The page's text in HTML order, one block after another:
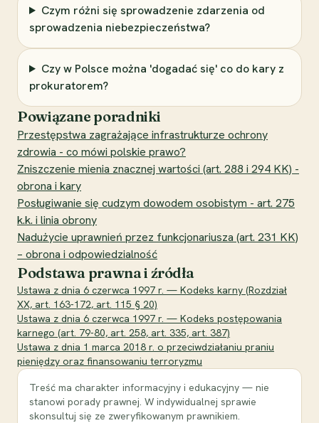
Czym różni się sprowadzenie zdarzenia od
sprowadzenia niebezpieczeństwa?
Czy w Polsce można 'dogadać się' co do kary z
prokuratorem?
Powiązane poradniki
Przestępstwa zagrażające infrastrukturze ochrony
zdrowia - co mówi polskie prawo?
Zniszczenie mienia znacznej wartości (art. 288 i 294 KK) -
obrona i kary
Posługiwanie się cudzym dowodem osobistym - art. 275
k.k. i linia obrony
Nadużycie uprawnień przez funkcjonariusza (art. 231 KK)
– obrona i odpowiedzialność
Podstawa prawna i źródła
Ustawa z dnia 6 czerwca 1997 r. — Kodeks karny (Rozdział
XX, art. 163-172, art. 115 § 20)
Ustawa z dnia 6 czerwca 1997 r. — Kodeks postępowania
karnego (art. 79-80, art. 258, art. 335, art. 387)
Ustawa z dnia 1 marca 2018 r. o przeciwdziałaniu praniu
pieniędzy oraz finansowaniu terroryzmu
Treść ma charakter informacyjny i edukacyjny — nie
stanowi porady prawnej. W indywidualnej sprawie
skonsultuj się ze zweryfikowanym prawnikiem.